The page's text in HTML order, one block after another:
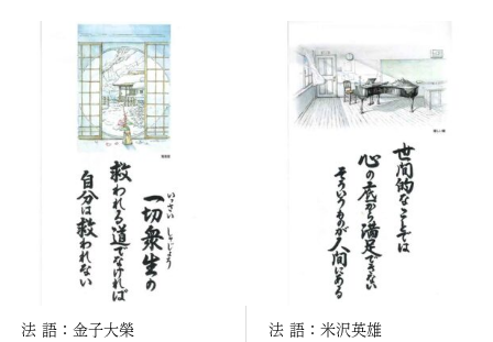
法 語：金子大榮 法 語：米沢英雄